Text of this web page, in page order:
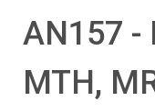
AN157 -
MTH,